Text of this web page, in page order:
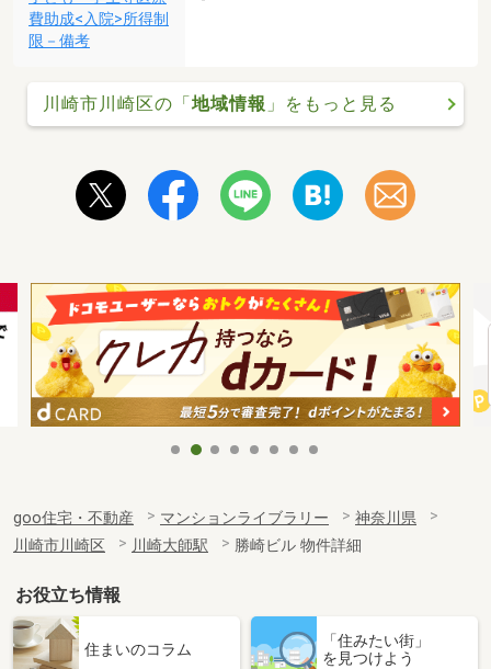
費助成<入院>所得制
限－備考
川崎市川崎区の「地域情報 」をもっと見る
goo住宅・不動産 マンションライブラリー
神奈川県
川崎市川崎区
川崎大師駅 勝崎ビル 物件詳細
お役立ち情報
住まいのコラム
「住みたい街」
を見つけよう